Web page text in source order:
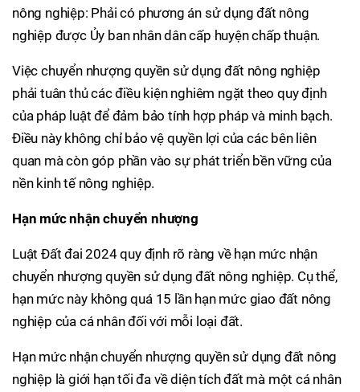
nông nghiệp: Phải có phương án sử dụng đất nông
nghiệp được Ủy ban nhân dân cấp huyện chấp thuận.
Việc chuyển nhượng quyền sử dụng đất nông nghiệp
phải tuân thủ các điều kiện nghiêm ngặt theo quy định
của pháp luật để đảm bảo tính hợp pháp và minh bạch.
Điều này không chỉ bảo vệ quyền lợi của các bên liên
quan mà còn góp phần vào sự phát triển bền vững của
nền kinh tế nông nghiệp.
Hạn mức nhận chuyển nhượng
Luật Đất đai 2024 quy định rõ ràng về hạn mức nhận
chuyển nhượng quyền sử dụng đất nông nghiệp. Cụ thể,
hạn mức này không quá 15 lần hạn mức giao đất nông
nghiệp của cá nhân đối với mỗi loại đất.
Hạn mức nhận chuyển nhượng quyền sử dụng đất nông
nghiệp là giới hạn tối đa về diện tích đất mà một cá nhân